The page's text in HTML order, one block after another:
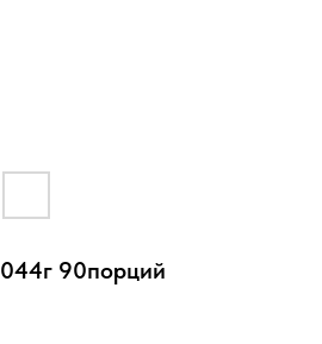
90порций